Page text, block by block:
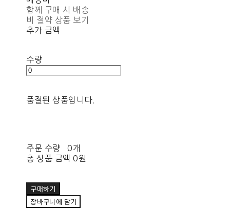
함께 구매 시 배송
비 절약 상품 보기
추가 금액
수량
품절된 상품입니다.
주문 수량
0개
총 상품 금액 0원
구매하기
장바구니에 담기